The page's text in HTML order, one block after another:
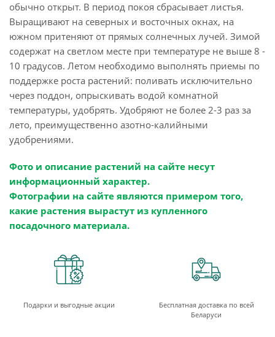
обычно открыт. В период покоя сбрасывает листья.
Выращивают на северных и восточных окнах, на
южном притеняют от прямых солнечных лучей. Зимой
содержат на светлом месте при температуре не выше 8 -
10 градусов. Летом необходимо выполнять приемы по
поддержке роста растений: поливать исключительно
через поддон, опрыскивать водой комнатной
температуры, удобрять. Удобряют не более 2-3 раз за
лето, преимущественно азотно-калийными
удобрениями.
Фото и описание растений на сайте несут
информационный характер.
Фотографии на сайте являются примером того,
какие растения вырастут из купленного
посадочного материала.
Подарки и выгодные акции
Бесплатная доставка по всей
Беларуси